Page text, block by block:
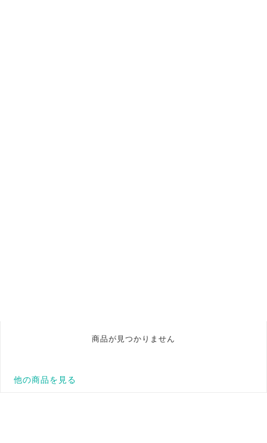
商品が見つかりません
他の商品を見る